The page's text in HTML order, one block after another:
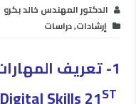
الدكتور المهندس خالد بكرو
إرشادات,دراسات
1- تعريف المهارات الرقمية
ST